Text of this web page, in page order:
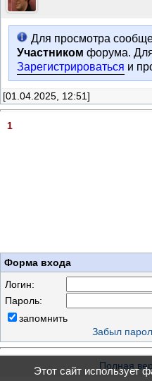
Для просмотра
Участником форума.
Зарегистрироваться и
[01.04.2025, 12:51]
1
Форма входа
Логин:
Пароль:
запомнить
Забыл
Полная
Этот сайт использует